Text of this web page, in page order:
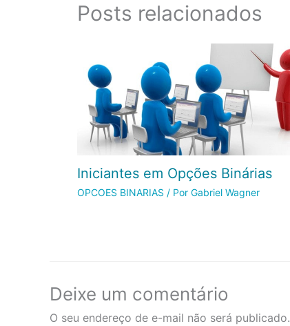
Posts relacionados
Iniciantes em Opções Binárias
OPCOES BINARIAS / Por Gabriel Wagner
Deixe um comentário
O seu endereço de e-mail não será publicado.